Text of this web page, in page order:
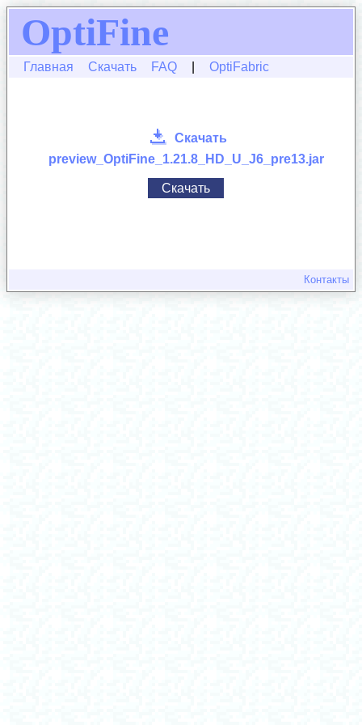
OptiFine
Главная Скачать FAQ OptiFabric
Скачать
preview_OptiFine_1.21.8_HD_U_J6_pre13.jar
Скачать
Контакты